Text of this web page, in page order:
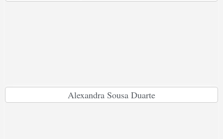
Alexandra Sousa Duarte